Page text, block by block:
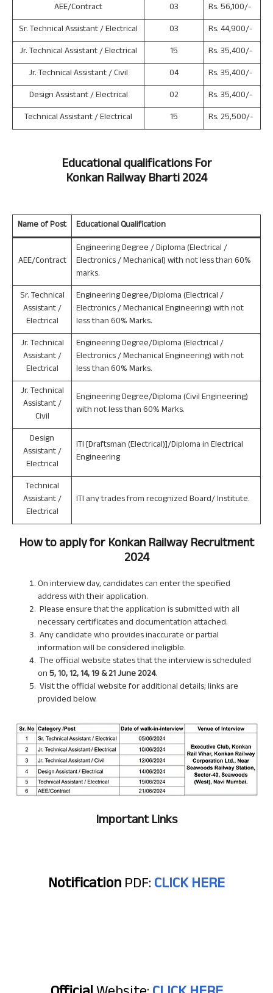
AEE/Contract
03
Rs. 56,100/-
Sr. Technical Assistant / Electrical
03
Rs. 44,900/-
Jr. Technical Assistant / Electrical
15
Rs. 35,400/-
Jr. Technical Assistant / Civil
04
Rs. 35,400/-
Design Assistant / Electrical
02
Rs. 35,400/-
Technical Assistant / Electrical
15 Rs. 25,500/-
Educational qualifications For
Konkan RailwayBharti 2024
Name of Post Educational Qualification
AEE/Contract
Engineering Degree / Diploma (Electrical /
Electronics / Mechanical) with not less than 60%
marks.
Sr. Technical
Assistant /
Electrical
Engineering Degree/Diploma (Electrical /
Electronics / Mechanical Engineering) with not
less than 60% Marks.
Jr. Technical
Assistant /
Electrical
Engineering Degree/Diploma (Electrical /
Electronics / Mechanical Engineering) with not
less than 60% Marks.
Jr. Technical
Assistant /
Civil
Engineering Degree/Diploma (Civil Engineering)
with not less than 60% Marks.
Design
Assistant /
Electrical
ITI [Draftsman (Electrical)]/Diploma in Electrical
Engineering
Technical
Assistant /
Electrical
ITI any trades from recognized Board/ Institute.
How to apply forKonkan RailwayRecruitment
2024
On interview day, candidates can enter the specified
address with their application.
Please ensure that the application is submitted with all
necessary certificates and documentation attached.
Any candidate who provides inaccurate or partial
information will be considered ineligible.
The official website states that the interview is scheduled
on5, 10, 12, 14, 19 & 21 June 2024.
Visit the official website for additional details; links are
provided below.
Important Links
NotificationPDF:CLICK HERE